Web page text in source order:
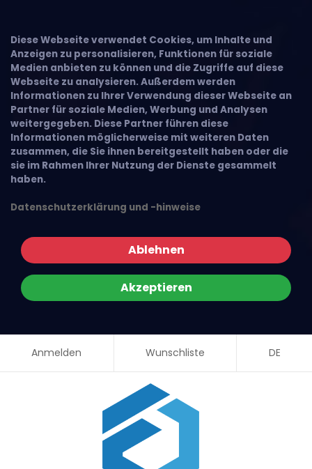
Diese Webseite verwendet Cookies, um Inhalte und
Anzeigen zu personalisieren, Funktionen für soziale
Medien anbieten zu können und die Zugriffe auf diese
Webseite zu analysieren. Außerdem werden
Informationen zu Ihrer Verwendung dieser Webseite an
Partner für soziale Medien, Werbung und Analysen
weitergegeben. Diese Partner führen diese
Informationen möglicherweise mit weiteren Daten
zusammen, die Sie ihnen bereitgestellt haben oder die
sie im Rahmen Ihrer Nutzung der Dienste gesammelt
haben.
Datenschutzerklärung und -hinweise
Ablehnen
Akzeptieren
Anmelden Wunschliste DE